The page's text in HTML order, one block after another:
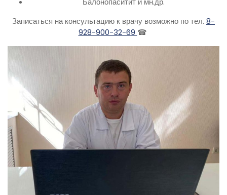
Записаться на консультацию к врачу возможно по тел. 8-
928-900-32-69 ☎